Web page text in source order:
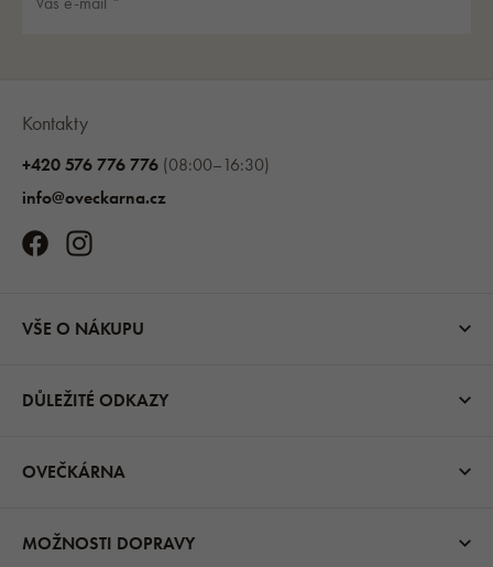
Kontakty
+420 576 776 776 (08:00–16:30)
info@oveckarna.cz
VŠE O NÁKUPU
DŮLEŽITÉ ODKAZY
OVEČKÁRNA
MOŽNOSTI DOPRAVY